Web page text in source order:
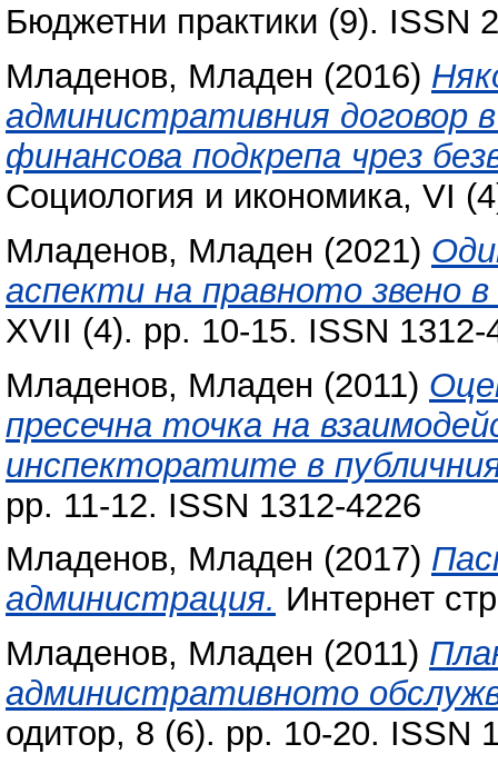
Бюджетни практики (9). ISSN
Младенов, Младен (2016)
административния договор
финансова подкрепа чрез
Социология и икономика, VI
Младенов, Младен (2021)
аспекти на правното звено
XVII (4). pp. 10-15. ISSN 1312-
Младенов, Младен (2011)
пресечна точка на
инспекторатите в
pp. 11-12. ISSN 1312-4226
Младенов, Младен (2017)
администрация. Интернет
Младенов, Младен (2011)
административното
одитор, 8 (6). pp. 10-20. ISSN